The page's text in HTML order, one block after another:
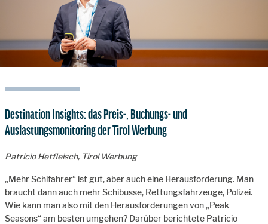
Destination Insights: das Preis-, Buchungs- und
Auslastungsmonitoring der Tirol Werbung
Patricio Hetfleisch, Tirol Werbung
„Mehr Schifahrer“ ist gut, aber auch eine Herausforderung. Man
braucht dann auch mehr Schibusse, Rettungsfahrzeuge, Polizei.
Wie kann man also mit den Herausforderungen von „Peak
Seasons“ am besten umgehen? Darüber berichtete Patricio